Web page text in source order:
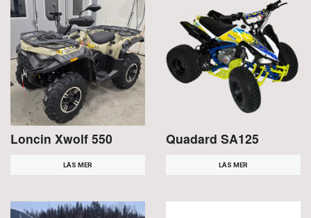
Loncin Xwolf 550
LÄS MER
Quadard SA125
LÄS MER